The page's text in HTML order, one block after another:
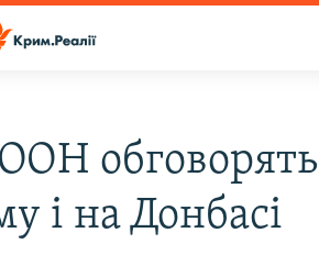
обговорять
і на Донбасі